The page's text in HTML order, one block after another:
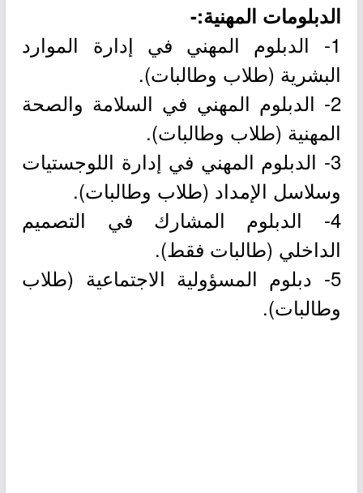
الدبلومات المهنية:-
1- الدبلوم المهني في إدارة الموارد
البشرية (طلاب وطالبات).
2- الدبلوم المهني في السلامة والصحة
المهنية (طلاب وطالبات).
3- الدبلوم المهني في إدارة اللوجستيات
وسلاسل الإمداد (طلاب وطالبات).
4- الدبلوم المشارك في التصميم
الداخلي (طالبات فقط).
5- دبلوم المسؤولية الاجتماعية (طلاب
وطالبات).